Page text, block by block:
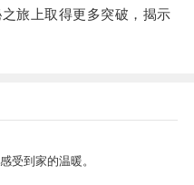
旅上取得更多突破，揭示
受到家的温暖。